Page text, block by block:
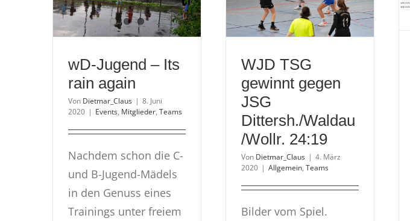
wD-Jugend – Its
rain again
Von Dietmar_Claus | 8. Juni
2020 | Events, Mitglieder, Teams
Nachdem schon die C-
und B-Jugend-Mädels
in den Genuss eines
Trainings unter freiem
WJD TSG
gewinnt gegen
JSG
Dittersh./Waldau
/Wollr. 24:19
Von Dietmar_Claus | 4. März
2020 | Allgemein, Teams
Bilder vom Spiel.